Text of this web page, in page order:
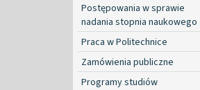
Postępowania w sprawie
nadania stopnia naukowego
Praca w Politechnice
Zamówienia publiczne
Programy studiów